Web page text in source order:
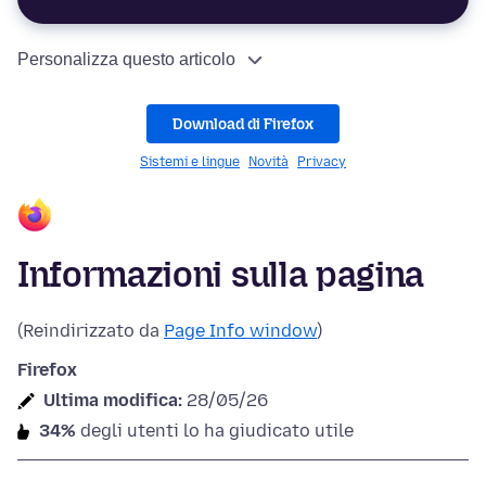
Personalizza questo articolo
Download di Firefox
Sistemi e lingue Novità Privacy
Informazioni sulla pagina
(Reindirizzato da Page Info window)
Firefox
Ultima modifica: 28/05/26
34% degli utenti lo ha giudicato utile